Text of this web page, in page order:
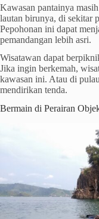
Kawasan pantainya
lautan birunya, di sekitar
Pepohonan ini dapat
pemandangan lebih asri.
Wisatawan dapat
Jika ingin berkemah,
kawasan ini. Atau di
mendirikan tenda.
Bermain di Perairan